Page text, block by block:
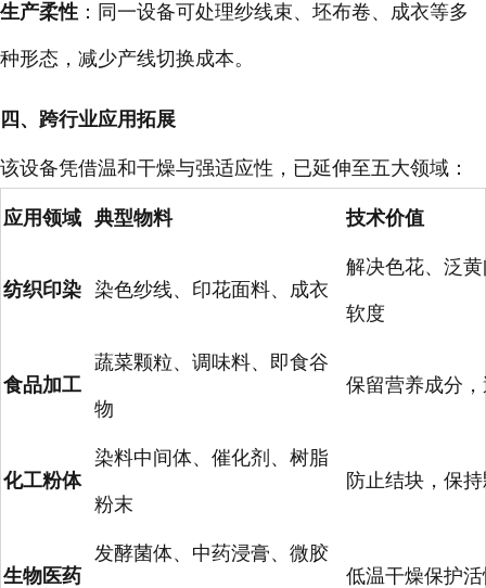
生产柔性 ：同一设备可处理纱线束、坯布卷、成衣等多
种形态，减少产线切换成本。
四、跨行业应用拓展
该设备凭借温和干燥与强适应性，已延伸至五大领域：
应用领域 典型物料 技术价值
纺织印染 染色纱线、印花面料、成衣
解决色花、泛
软度
食品加工
蔬菜颗粒、调味料、即食谷
物
保留营养成分
化工粉体
染料中间体、催化剂、树脂
粉末
防止结块，保
生物医药
发酵菌体、中药浸膏、微胶
低温干燥保护